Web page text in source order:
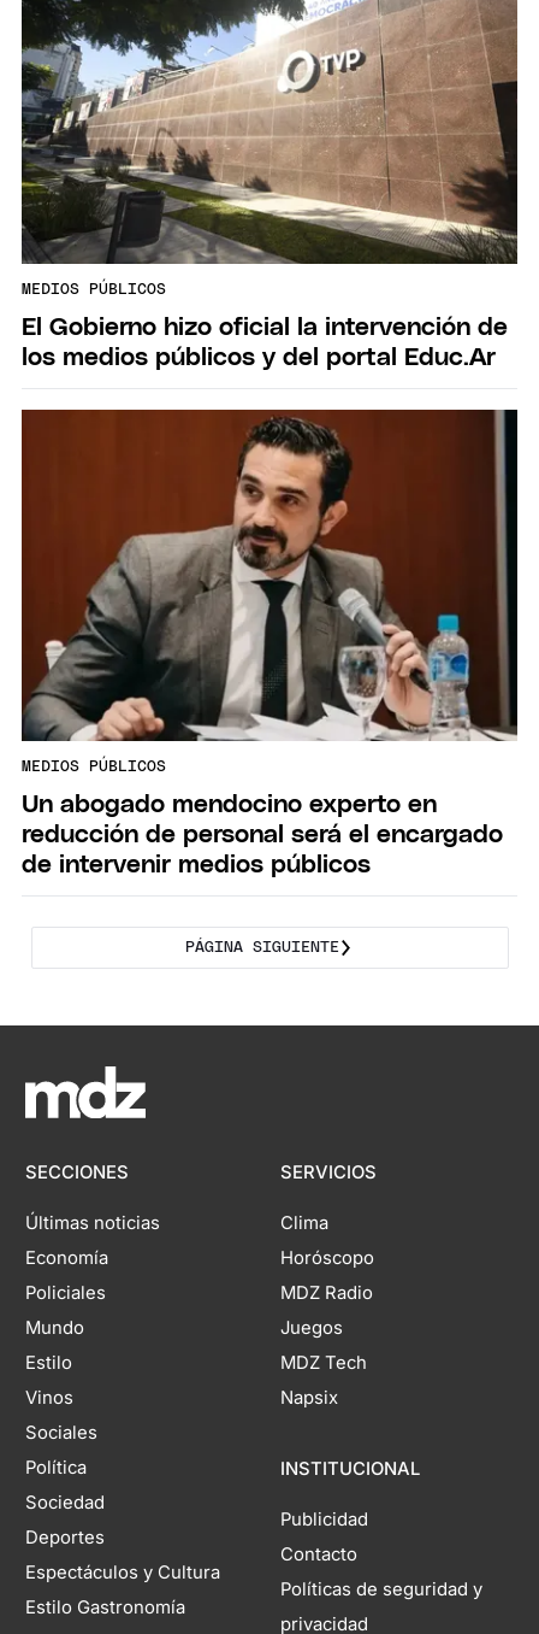
MEDIOS PÚBLICOS
El Gobierno hizo oficial la intervención de
los medios públicos y del portal Educ.Ar
MEDIOS PÚBLICOS
Un abogado mendocino experto en
reducción de personal será el encargado
de intervenir medios públicos
PÁGINA SIGUIENTE
SECCIONES
Últimas noticias
Economía
Policiales
Mundo
Estilo
Vinos
Sociales
Política
Sociedad
Deportes
Espectáculos y Cultura
Estilo Gastronomía
SERVICIOS
Clima
Horóscopo
MDZ Radio
Juegos
MDZ Tech
Napsix
INSTITUCIONAL
Publicidad
Contacto
Políticas de seguridad y
privacidad